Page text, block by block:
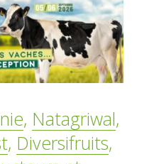
, Natagriwal,
, Diversifruits,